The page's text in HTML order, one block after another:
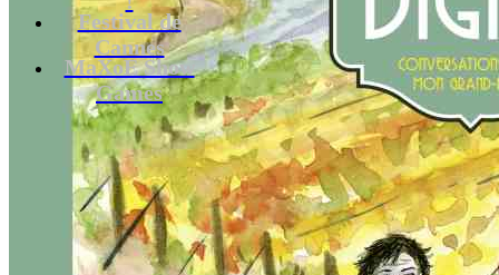
Festival de
Cannes
MaXoE Show
Games